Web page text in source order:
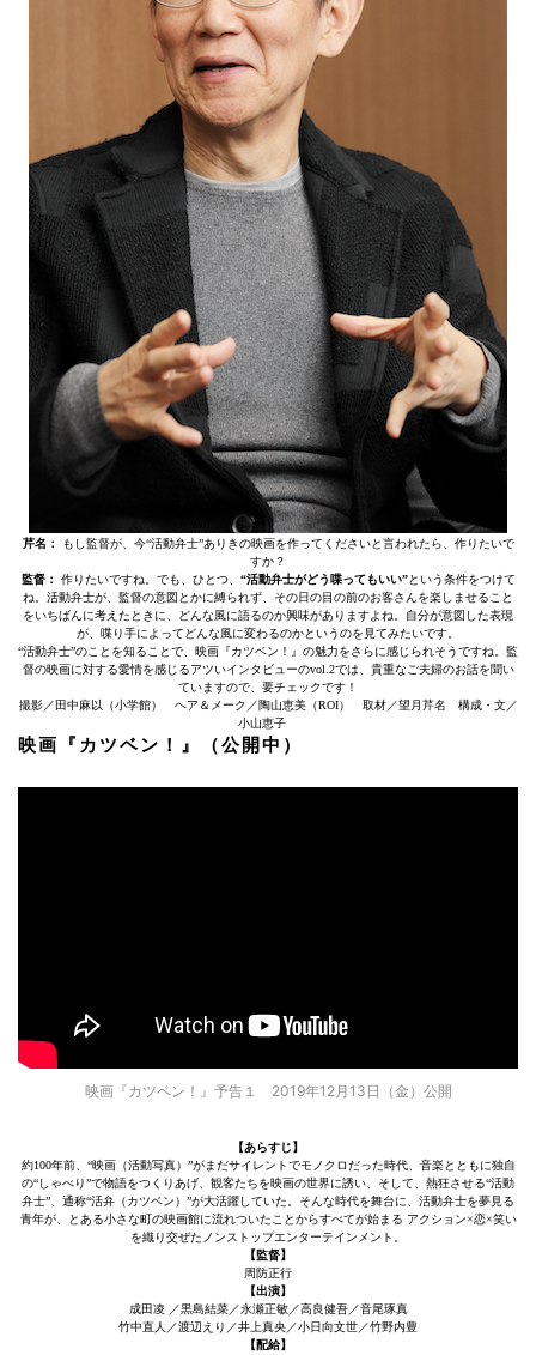
芹名：
もし監督が、今“活動弁士”ありきの映画を作ってくださいと言われたら、作りたいで
すか？
監督：
作りたいですね。でも、ひとつ、 “活動弁士がどう喋ってもいい”という条件をつけて
ね。活動弁士が、監督の意図とかに縛られず、その日の目の前のお客さんを楽しませること
をいちばんに考えたときに、どんな風に語るのか興味がありますよね。自分が意図した表現
が、喋り手によってどんな風に変わるのかというのを見てみたいです。
“活動弁士”のことを知ることで、映画『カツベン！』の魅力をさらに感じられそうですね。監
督の映画に対する愛情を感じるアツいインタビューのvol.2では、貴重なご夫婦のお話を聞い
ていますので、要チェックです！
撮影／田中麻以（小学館） ヘア＆メーク／陶山恵美（ROI） 取材／望月芹名 構成・文／
小山恵子
映画『カツベン！』（公開中）
映画『カツベン！』予告１ 2019年12月13日（金）公開
【あらすじ】
約100年前、“映画（活動写真）”がまだサイレントでモノクロだった時代、音楽とともに独自
の“しゃべり”で物語をつくりあげ、観客たちを映画の世界に誘い、そして、熱狂させる“活動
弁士”、通称“活弁（カツベン）”が大活躍していた。そんな時代を舞台に、活動弁士を夢見る
青年が、とある小さな町の映画館に流れついたことからすべてが始まる アクション×恋×笑い
を織り交ぜたノンストップエンターテインメント。
【監督】
周防正行
【出演】
成田凌 ／黒島結菜／永瀬正敏／高良健吾／音尾琢真
竹中直人／渡辺えり／井上真央／小日向文世／竹野内豊
【配給】